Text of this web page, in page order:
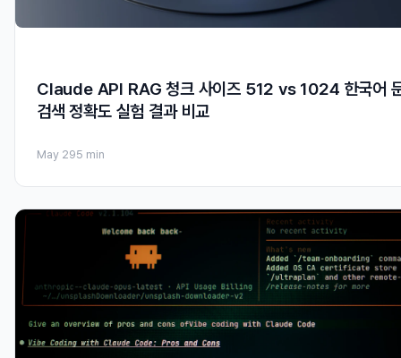
Claude API RAG 청크 사이즈 512 vs 1024 한국어
검색 정확도 실험 결과 비교
May 295 min